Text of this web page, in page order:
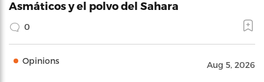
Asmáticos y el polvo del Sahara
0
Opinions Aug 5, 2026